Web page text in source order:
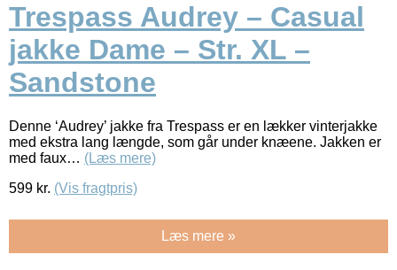
Trespass Audrey – Casual
jakke Dame – Str. XL –
Sandstone
Denne ‘Audrey’ jakke fra Trespass er en lækker vinterjakke
med ekstra lang længde, som går under knæene. Jakken er
med faux… (Læs mere)
599 kr. (Vis fragtpris)
Læs mere »